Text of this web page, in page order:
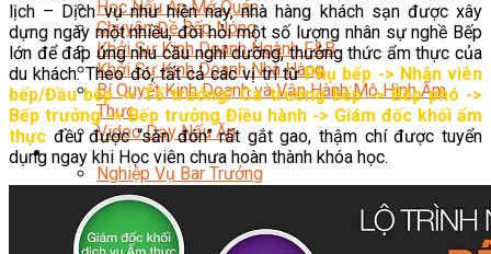
Học Nấu Ăn Mở Quán
Chuyên Đề Bếp Nóng
Khởi Sự Kinh Doanh Ngành F&B
Khởi Sự Kinh Doanh Nhà Hàng
Bí Quyết Kinh Doanh và Vận Hành Mô Hình Ẩm
Thực
Video Dạy Nấu Ăn
Pha Chế
Nghiệp Vụ Bar Trưởng
Nghiệp Vụ Bartender Chuyên Nghiệp
Nghiệp Vụ Barista Chuyên Nghiệp
Nghiệp Vụ Flair Bartending Chuyên Nghiệp
lịch – Dịch vụ như hiện nay, nhà hàng khách sạn được xây
dựng ngày một nhiều, đòi hỏi một số lượng nhân sự nghề Bếp
lớn để đáp ứng nhu cầu nghỉ dưỡng, thưởng thức ẩm thực của
du khách. Theo đó, tất cả các vị trí từPhụ bếp -> Nhân viên
bếp/Đầu bếp -> Tổ trưởng/ Ca trưởng bếp -> Bếp phó ->
Bếp trưởng -> Bếp trưởng Điều hành -> Giám đốc khối ẩm
thực đều được “săn đón” rất gắt gao, thậm chí được tuyển
dụng ngay khi Học viên chưa hoàn thành khóa học.